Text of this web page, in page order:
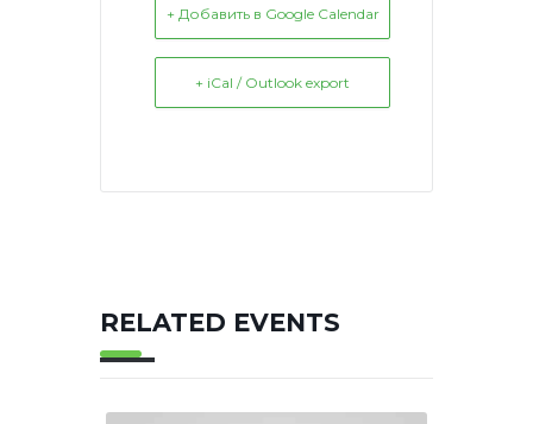
+ Добавить в Google Calendar
+ iCal / Outlook export
RELATED EVENTS